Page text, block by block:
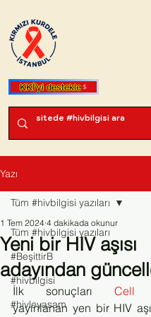
KKİ'yi destekle
Yazı
Tüm #hivbilgisi yazıları
#BeşittirB
#hivbilgisi
#hivleyasam
Tüm #hivbilgisi yazıları
Yeni bir HIV aşısı
adayından
1 Tem 2024 4 dakikada okunur
İlk sonuçları Cell
yayınlanan yen bir HIV